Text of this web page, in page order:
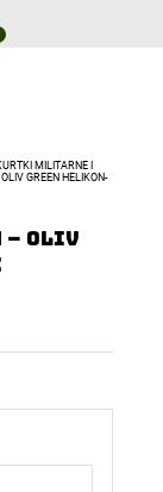
MILITARNE I
GREEN HELIKON-
– Oliv